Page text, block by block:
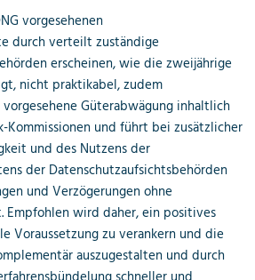
vorgesehenen
durch verteilt zuständige
erscheinen, wie die zweijährige
nicht praktikabel, zudem
Güterabwägung inhaltlich
und führt bei zusätzlicher
und des Nutzens der
der Datenschutzaufsichtsbehörden
und Verzögerungen ohne
Empfohlen wird daher, ein positives
Voraussetzung zu verankern und die
auszugestalten und durch